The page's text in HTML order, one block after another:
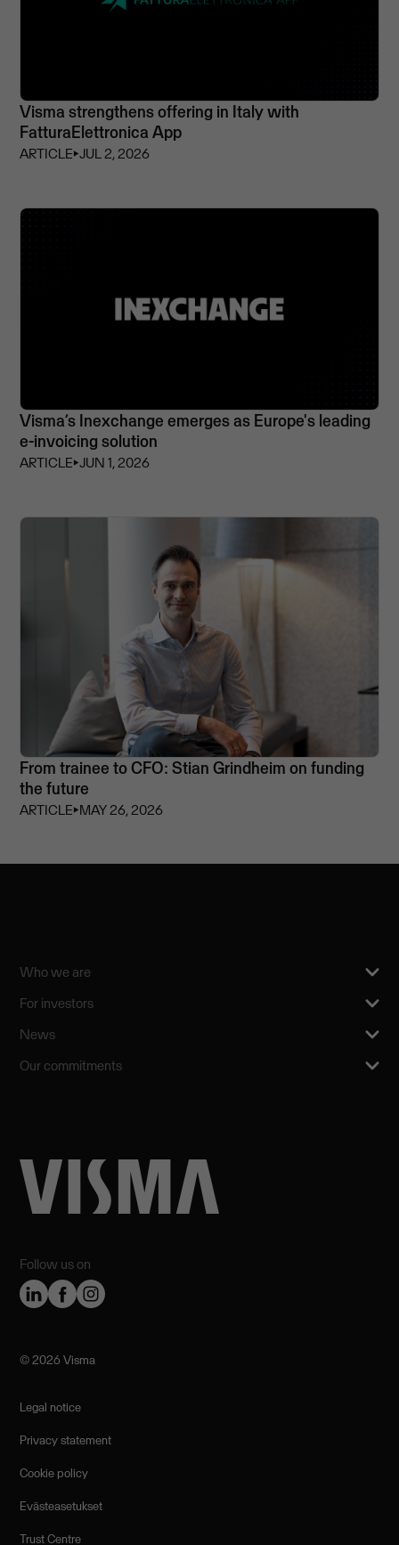
Visma strengthens offering in Italy with
FatturaElettronica App
ARTICLE⏵JUL 2, 2026
Visma’s Inexchange emerges as Europe's leading
e-invoicing solution
ARTICLE⏵JUN 1, 2026
From trainee to CFO: Stian Grindheim on funding
the future
ARTICLE⏵MAY 26, 2026
Follow us on
Who we are
For investors
News
Our commitments
©️ 2026 Visma
Legal notice
Privacy statement
Cookie policy
Evästeasetukset
Trust Centre